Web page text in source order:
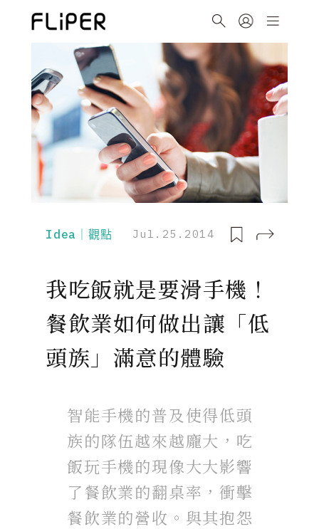
Idea｜觀點 Jul.25.2014
我吃飯就是要滑手機！
餐飲業如何做出讓「低
頭族」滿意的體驗
智能手機的普及使得低頭
族的隊伍越來越龐大，吃
飯玩手機的現像大大影響
了餐飲業的翻桌率，衝擊
餐飲業的營收。與其抱怨